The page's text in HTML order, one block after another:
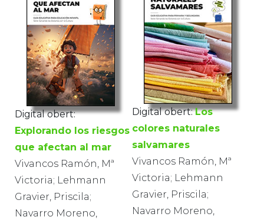
Digital obert:
Explorando los riesgos
que afectan al mar
Vivancos Ramón, Mª
Victoria; Lehmann
Gravier, Priscila;
Navarro Moreno,
Digital obert: Los
colores naturales
salvamares
Vivancos Ramón, Mª
Victoria; Lehmann
Gravier, Priscila;
Navarro Moreno,